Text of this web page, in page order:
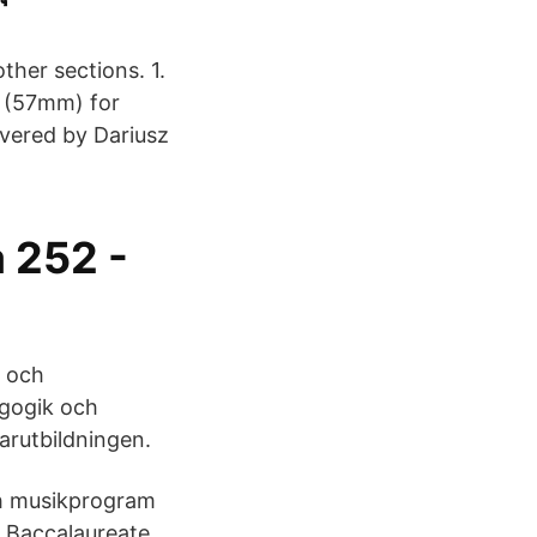
sections. 1.
(57mm) for
by Dariusz
252 -
och
och
musikprogram